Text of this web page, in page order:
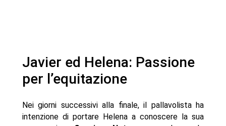
Javier ed Helena: Passione
per l’equitazione
Nei giorni successivi alla finale, il pallavolista ha
intenzione di portare Helena a conoscere la sua